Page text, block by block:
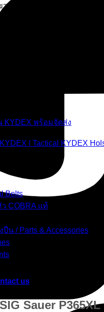
(Right-Handed)
วามหนา .080″ (สีดำ)
KYDEX พร้อมจัดส่ง
| Tactical KYDEX
Belts
COBRA แท้
น / Parts & Accessories
us
Sauer